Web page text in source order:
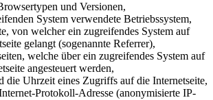
und Versionen,
System verwendete Betriebssystem,
von welcher ein zugreifendes System auf
gelangt (sogenannte Referrer),
welche über ein zugreifendes System auf
angesteuert werden,
die Uhrzeit eines Zugriffs auf die Internetseite,
Protokoll-Adresse (anonymisierte IP-